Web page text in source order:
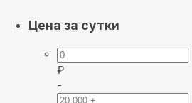
Цена за сутки
₽
-